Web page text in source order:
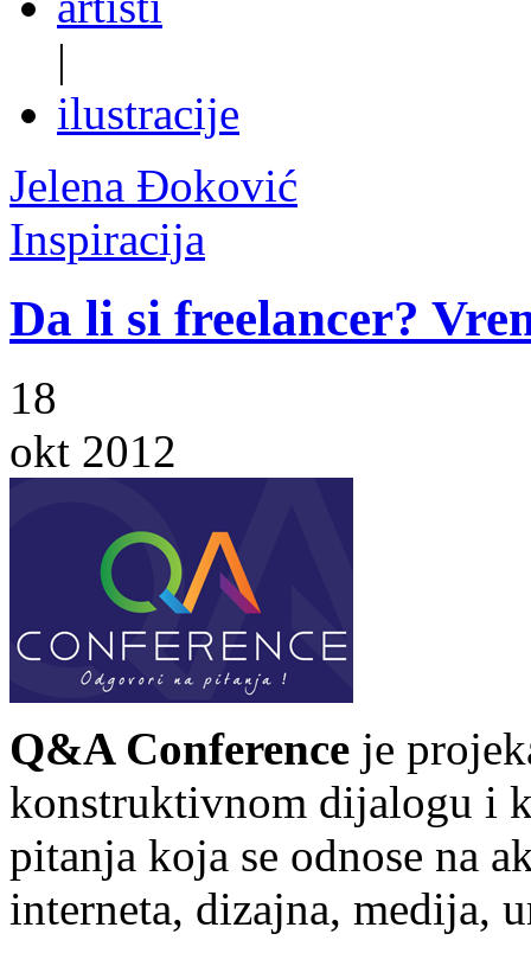
|
ilustracije
Jelena Đoković
Inspiracija
Da li si freelancer?
18
okt 2012
Q&A Conference je
konstruktivnom dijalogu i
pitanja koja se odnose na
interneta, dizajna, medija,